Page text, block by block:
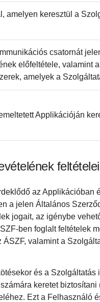
amelyen keresztül a
csatornát
előfeltétele, valamint
amelyek a
Applikációján
feltételei
az Applikációban
a jelen Általános
jogait, az igénybe
ben foglalt feltételek
valamint a
és a Szolgáltatás
keretet
Ezt a Felhasználó